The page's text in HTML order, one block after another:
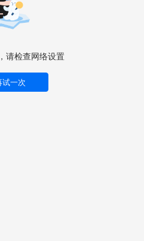
请检查网络设置
试一次